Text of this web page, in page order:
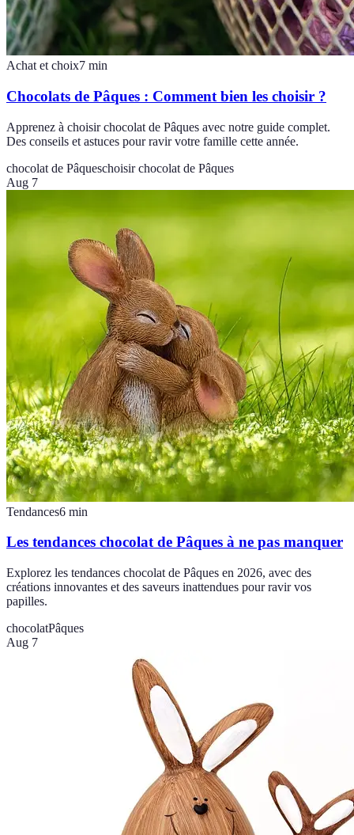
Achat et choix7 min
Chocolats de Pâques : Comment bien les choisir ?
Apprenez à choisir chocolat de Pâques avec notre guide complet.
Des conseils et astuces pour ravir votre famille cette année.
chocolat de Pâqueschoisir chocolat de Pâques
Aug 7
Tendances6 min
Les tendances chocolat de Pâques à ne pas manquer
Explorez les tendances chocolat de Pâques en 2026, avec des
créations innovantes et des saveurs inattendues pour ravir vos
papilles.
chocolatPâques
Aug 7